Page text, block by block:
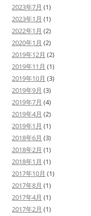
2023年7月 (1)
2023年1月 (1)
2022年1月 (2)
2020年1月 (2)
2019年12月 (2)
2019年11月 (1)
2019年10月 (3)
2019年9月 (3)
2019年7月 (4)
2019年4月 (2)
2019年1月 (1)
2018年6月 (3)
2018年2月 (1)
2018年1月 (1)
2017年10月 (1)
2017年8月 (1)
2017年4月 (1)
2017年2月 (1)